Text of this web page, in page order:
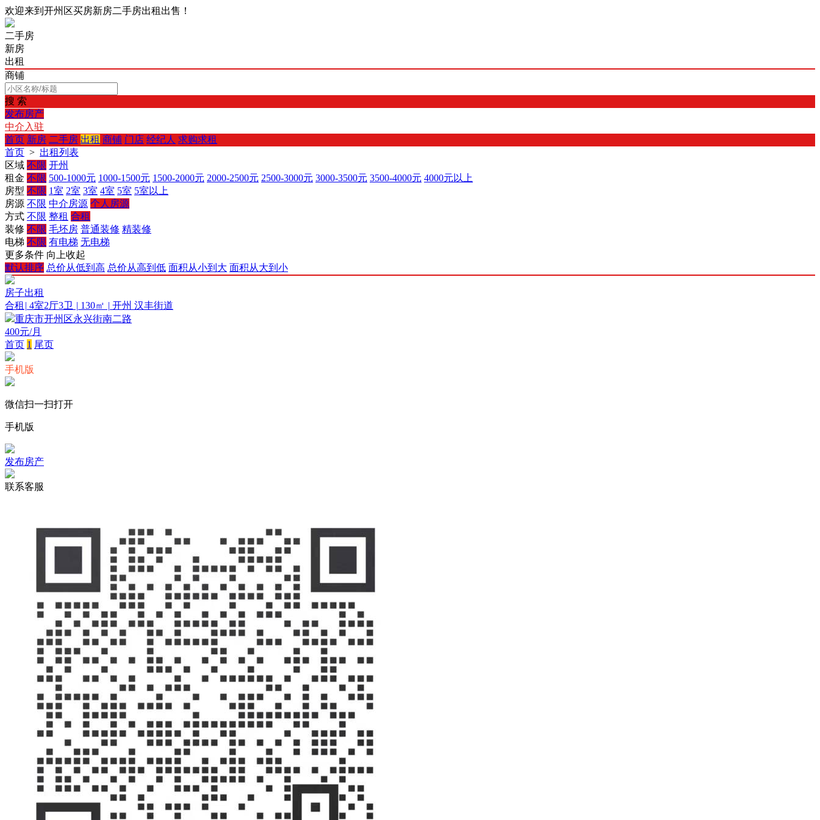
欢迎来到开州区买房新房二手房出租出售！
二手房
新房
出租
商铺
搜 索
发布房产
中介入驻
首页 新房 二手房 出租 商铺 门店 经纪人 求购求租
首页 > 出租列表
区域 不限 开州
租金 不限 500-1000元 1000-1500元 1500-2000元 2000-2500元 2500-3000元 3000-3500元 3500-4000元 4000元以上
房型 不限 1室 2室 3室 4室 5室 5室以上
房源 不限 中介房源 个人房源
方式 不限 整租 合租
装修 不限 毛坯房 普通装修 精装修
电梯 不限 有电梯 无电梯
更多条件 向上收起
默认排序 总价从低到高 总价从高到低 面积从小到大 面积从大到小
房子出租
合租 | 4室2厅3卫 | 130㎡ | 开州 汉丰街道
重庆市开州区永兴街南二路
400元/月
首页 1 尾页
手机版
微信扫一扫打开
手机版
发布房产
联系客服